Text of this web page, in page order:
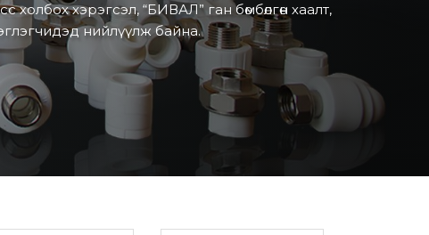
хэрэгсэл, “БИВАЛ” ган бөмбөлгөн хаалт,
нийлүүлж байна.